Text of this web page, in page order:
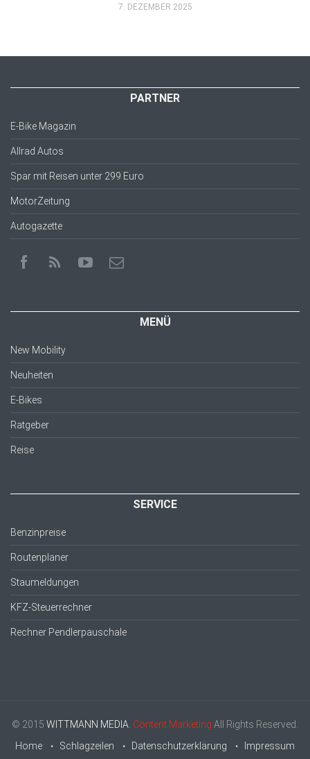
7. DEZEMBER 2025
PARTNER
E-Bike Magazin
Allrad Autos
Spar mit Reisen unter 299 Euro
MotorZeitung
Autogazette
MENÜ
New Mobility
Neuheiten
E-Bikes
Ratgeber
Reise
SERVICE
Benzinpreise
Routenplaner
Staumeldungen
KFZ-Steuerrechner
Rechner Pendlerpauschale
© 2015 WITTMANN MEDIA. Content Marketing All Rights Reserved.
Home
Schlagzeilen Datenschutzerklärung Impressum